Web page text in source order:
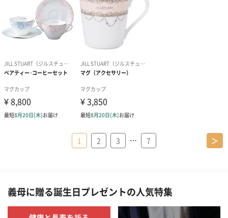
1 2 3 … 7 ＞
義母に贈る誕生日プレゼントの人気特集